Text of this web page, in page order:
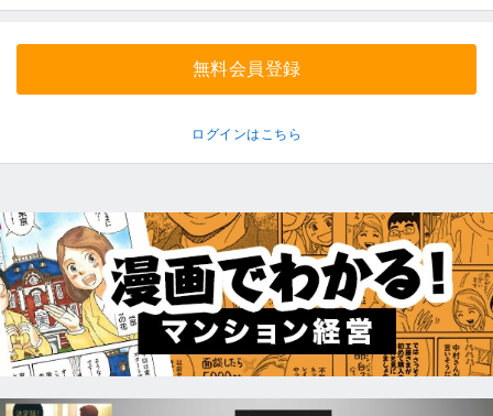
ー
ク
無料会員登録
ログインはこちら